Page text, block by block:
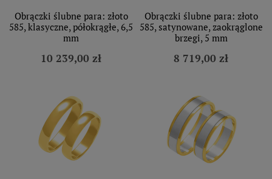
Obrączki ślubne para: złoto
585, klasyczne, półokrągłe, 6,5
mm
10 239,00 zł
Obrączki ślubne para: złoto
585, satynowane, zaokrąglone
brzegi, 5 mm
8 719,00 zł